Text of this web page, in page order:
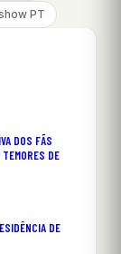
PT
DOS FÃS
DE
DE